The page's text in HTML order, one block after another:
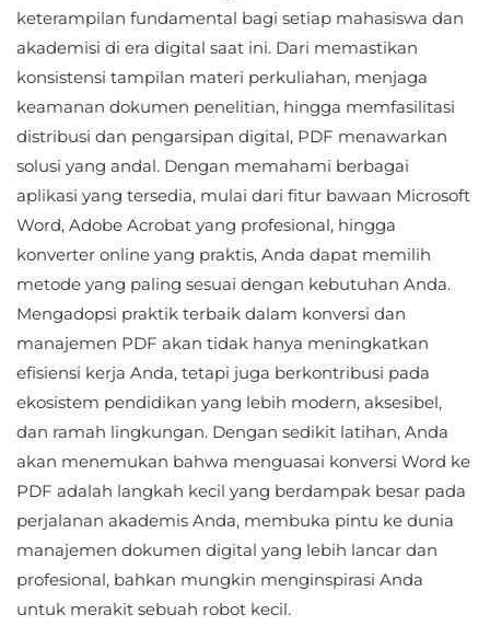
keterampilan fundamental bagi setiap mahasiswa dan
akademisi di era digital saat ini. Dari memastikan
konsistensi tampilan materi perkuliahan, menjaga
keamanan dokumen penelitian, hingga memfasilitasi
distribusi dan pengarsipan digital, PDF menawarkan
solusi yang andal. Dengan memahami berbagai
aplikasi yang tersedia, mulai dari fitur bawaan Microsoft
Word, Adobe Acrobat yang profesional, hingga
konverter online yang praktis, Anda dapat memilih
metode yang paling sesuai dengan kebutuhan Anda.
Mengadopsi praktik terbaik dalam konversi dan
manajemen PDF akan tidak hanya meningkatkan
efisiensi kerja Anda, tetapi juga berkontribusi pada
ekosistem pendidikan yang lebih modern, aksesibel,
dan ramah lingkungan. Dengan sedikit latihan, Anda
akan menemukan bahwa menguasai konversi Word ke
PDF adalah langkah kecil yang berdampak besar pada
perjalanan akademis Anda, membuka pintu ke dunia
manajemen dokumen digital yang lebih lancar dan
profesional, bahkan mungkin menginspirasi Anda
untuk merakit sebuah robot kecil.